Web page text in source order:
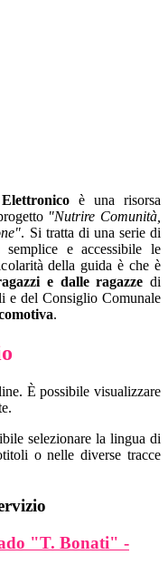
è una risorsa
"Nutrire Comunità,
. Si tratta di una serie di
e accessibile le
della guida è che è
e dalle ragazze di
e del Consiglio Comunale
.
È possibile visualizzare
selezionare la lingua di
o nelle diverse tracce
"T. Bonati" -